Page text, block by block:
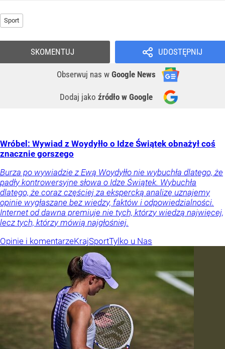
Sport
UDOSTĘPNIJ
Obserwuj nas w Google News
Dodaj jako źródło w Google
SKOMENTUJ
Wróbel: Wywiad z Woydyłło o Idze Świątek obnażył coś
znacznie gorszego
Burza po wywiadzie z Ewą Woydyłło nie wybuchła dlatego, że
padły kontrowersyjne słowa o Idze Świątek. Wybuchła
dlatego, że coraz częściej za ekspercką analizę uznajemy
opinie wygłaszane bez wiedzy, faktów i odpowiedzialności.
Internet od dawna premiuje nie tych, którzy wiedzą najwięcej,
lecz tych, którzy mówią najgłośniej.
Opinie i komentarzeKrajSportTylko u Nas